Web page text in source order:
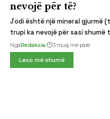
nevojë për të?
Jodi është një mineral gjurmë
trupi ka nevojë për sasi shumë
NgaRedaksia 3 muaj më parë
Lexo më shumë